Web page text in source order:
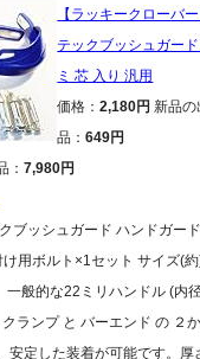
【ラッキークローバ
テックブッシュガー
ミ 芯 入り 汎用
価格：2,180円新品の
品：649円
：7,980円
ブッシュガード ハンドガー
用ボルト×1セット サイズ(
般的な22ミリハンドル (内
ランプ と バーエンド の ２
安定した装着が可能です。厚